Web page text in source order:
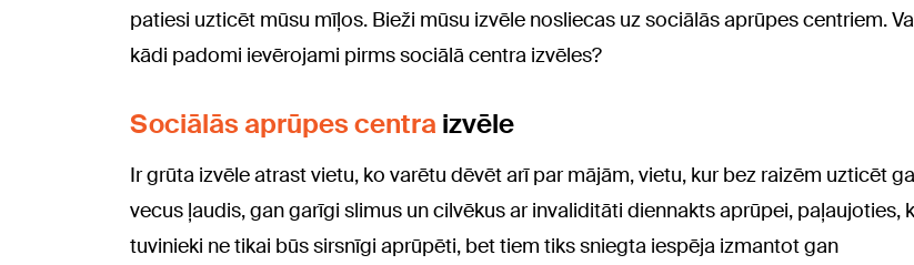
patiesi uzticēt mūsu mīļos. Bieži mūsu izvēle nosliecas uz sociālās aprūpes centriem.
kādi padomi ievērojami pirms sociālā centra izvēles?
Sociālās aprūpes centra izvēle
Ir grūta izvēle atrast vietu, ko varētu dēvēt arī par mājām, vietu, kur bez raizēm uzticēt
vecus ļaudis, gan garīgi slimus un cilvēkus ar invaliditāti diennakts aprūpei, paļaujoties,
tuvinieki ne tikai būs sirsnīgi aprūpēti, bet tiem tiks sniegta iespēja izmantot gan